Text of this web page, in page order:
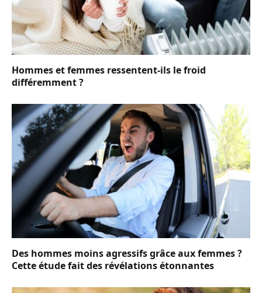
Hommes et femmes ressentent-ils le froid
différemment ?
Des hommes moins agressifs grâce aux femmes ?
Cette étude fait des révélations étonnantes